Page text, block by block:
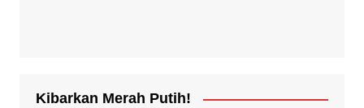
Kibarkan Merah Putih!